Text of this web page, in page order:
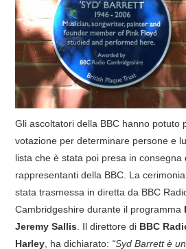
Gli ascoltatori della BBC hanno potuto
votazione per determinare persone e
lista che è stata poi presa in consegna
rappresentanti della BBC. La
stata trasmessa in diretta da BBC
Cambridgeshire durante il programma
Jeremy Sallis . Il direttore di BBC
Harley , ha dichiarato: “Syd Barrett è